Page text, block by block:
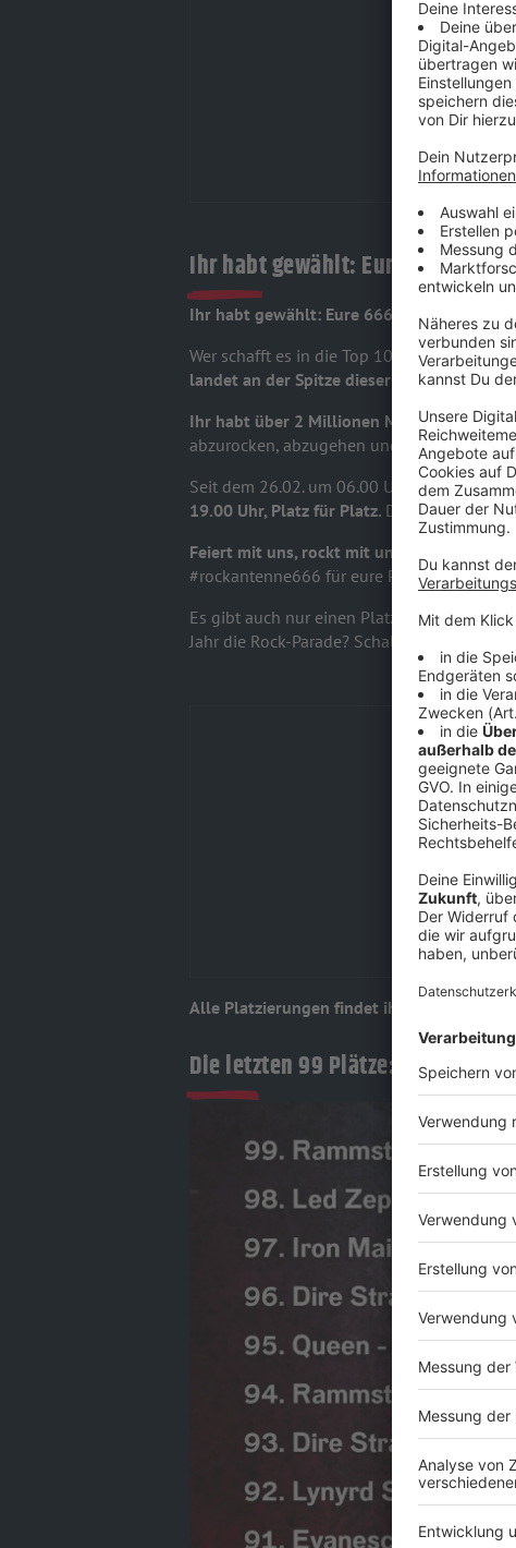
Ihr habt gewählt: Eure 666
Ihr habt gewählt: Eure 666 besten Rock-
Wer schafft es in die Top 100, oder sogar
landet an der Spitze dieser höllisch
Ihr habt über 2 Millionen Mal gevotet -
abzurocken, abzugehen und fünf Tage
Seit dem 26.02. um 06.00 Uhr laufen die
19.00 Uhr, Platz für Platz. Das gibt es nur
Feiert mit uns, rockt mit uns - und zeigt es
#rockantenne666 für eure Posts auf
Es gibt auch nur einen Platz 1! Ihr könnt
Jahr die Rock-Parade? Schaltet ein, macht
Alle Platzierungen findet ihr dann NACH
Die ​letzten 99 Plätze: